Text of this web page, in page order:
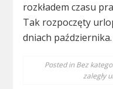
rozkładem czasu
Tak rozpoczęty
dniach
Posted inBez
zaległy